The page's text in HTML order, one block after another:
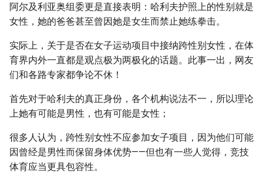
阿尔及利亚奥组委更是直接表明：哈利夫护照上的性别就是
女性，她的爸爸甚至曾因她是女生而禁止她练拳击。
实际上，关于是否在女子运动项目中接纳跨性别女性，在体
育界内外一直都是观点极为两极化的话题。此事一出，网友
们和各路专家都争论不休！
首先对于哈利夫的真正身份，各个机构说法不一，所以理论
上她有可能是男性，也有可能是女性；
很多人认为，跨性别女性不应参加女子项目，因为他们可能
因曾经是男性而保留身体优势——但也有一些人觉得，竞技
体育应当更具包容性。